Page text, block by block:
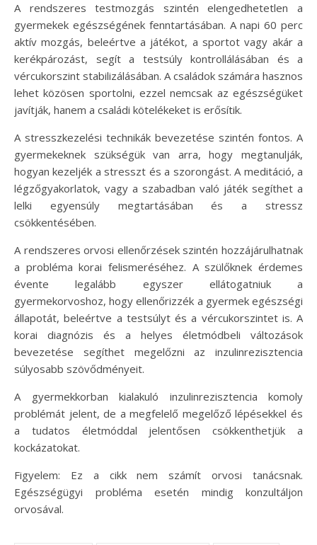
A rendszeres testmozgás szintén elengedhetetlen a
gyermekek egészségének fenntartásában. A napi 60 perc
aktív mozgás, beleértve a játékot, a sportot vagy akár a
kerékpározást, segít a testsúly kontrollálásában és a
vércukorszint stabilizálásában. A családok számára hasznos
lehet közösen sportolni, ezzel nemcsak az egészségüket
javítják, hanem a családi kötelékeket is erősítik.
A stresszkezelési technikák bevezetése szintén fontos. A
gyermekeknek szükségük van arra, hogy megtanulják,
hogyan kezeljék a stresszt és a szorongást. A meditáció, a
légzőgyakorlatok, vagy a szabadban való játék segíthet a
lelki egyensúly megtartásában és a stressz
csökkentésében.
A rendszeres orvosi ellenőrzések szintén hozzájárulhatnak
a probléma korai felismeréséhez. A szülőknek érdemes
évente legalább egyszer ellátogatniuk a
gyermekorvoshoz, hogy ellenőrizzék a gyermek egészségi
állapotát, beleértve a testsúlyt és a vércukorszintet is. A
korai diagnózis és a helyes életmódbeli változások
bevezetése segíthet megelőzni az inzulinrezisztencia
súlyosabb szövődményeit.
A gyermekkorban kialakuló inzulinrezisztencia komoly
problémát jelent, de a megfelelő megelőző lépésekkel és
a tudatos életmóddal jelentősen csökkenthetjük a
kockázatokat.
Figyelem: Ez a cikk nem számít orvosi tanácsnak.
Egészségügyi probléma esetén mindig konzultáljon
orvosával.